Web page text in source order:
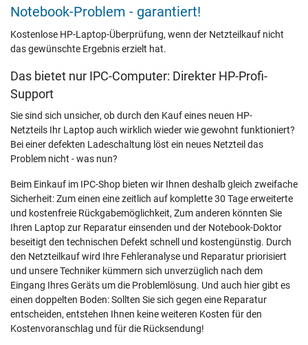
Notebook-Problem - garantiert!
Kostenlose HP-Laptop-Überprüfung, wenn der Netzteilkauf nicht
das gewünschte Ergebnis erzielt hat.
Das bietet nur IPC-Computer: Direkter HP-Profi-
Support
Sie sind sich unsicher, ob durch den Kauf eines neuen HP-
Netzteils Ihr Laptop auch wirklich wieder wie gewohnt funktioniert?
Bei einer defekten Ladeschaltung löst ein neues Netzteil das
Problem nicht - was nun?
Beim Einkauf im IPC-Shop bieten wir Ihnen deshalb gleich zweifache
Sicherheit: Zum einen eine zeitlich auf komplette 30 Tage erweiterte
und kostenfreie Rückgabemöglichkeit, Zum anderen könnten Sie
Ihren Laptop zur Reparatur einsenden und der Notebook-Doktor
beseitigt den technischen Defekt schnell und kostengünstig. Durch
den Netzteilkauf wird Ihre Fehleranalyse und Reparatur priorisiert
und unsere Techniker kümmern sich unverzüglich nach dem
Eingang Ihres Geräts um die Problemlösung. Und auch hier gibt es
einen doppelten Boden: Sollten Sie sich gegen eine Reparatur
entscheiden, entstehen Ihnen keine weiteren Kosten für den
Kostenvoranschlag und für die Rücksendung!